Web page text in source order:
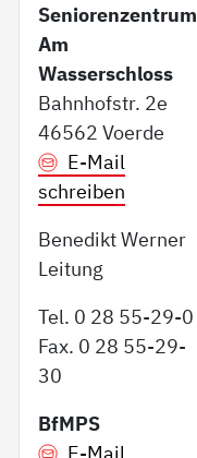
Seniorenzentrum
Am
Wasserschloss
Bahnhofstr. 2e
46562 Voerde
E-Mail
schreiben
Benedikt Werner
Leitung
Tel. 0 28 55-29-0
Fax. 0 28 55-29-
30
BfMPS
E-Mail